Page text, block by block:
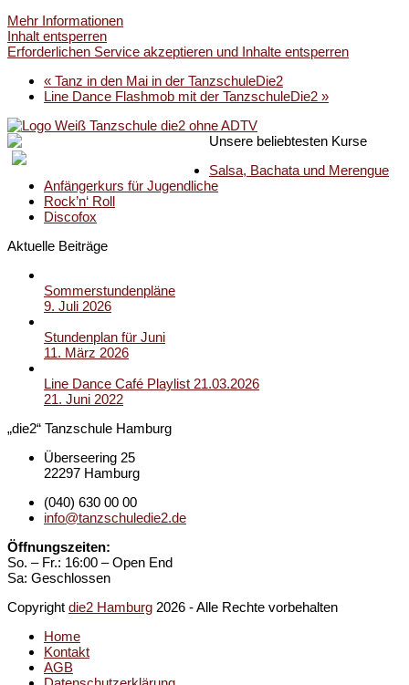
Mehr Informationen
Inhalt entsperren
Erforderlichen Service akzeptieren und Inhalte entsperren
« Tanz in den Mai in der TanzschuleDie2
Line Dance Flashmob mit der TanzschuleDie2 »
Unsere beliebtesten Kurse
Salsa, Bachata und Merengue
Anfängerkurs für Jugendliche
Rock’n‘ Roll
Discofox
Aktuelle Beiträge
Sommerstundenpläne
9. Juli 2026
Stundenplan für Juni
11. März 2026
Line Dance Café Playlist 21.03.2026
21. Juni 2022
„die2“ Tanzschule Hamburg
Überseering 25
22297 Hamburg
(040) 630 00 00
info@tanzschuledie2.de
Öffnungszeiten:
So. – Fr.: 16:00 – Open End
Sa: Geschlossen
Copyright die2 Hamburg 2026 - Alle Rechte vorbehalten
Home
Kontakt
AGB